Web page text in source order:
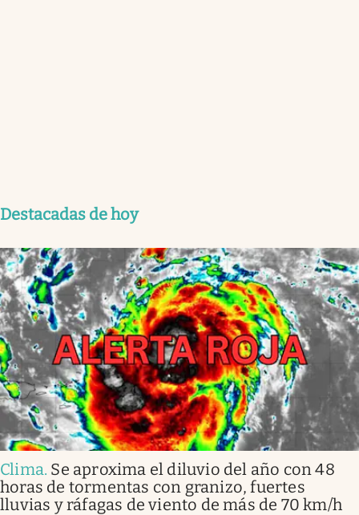
Destacadas de hoy
Clima. Se aproxima el diluvio del año con 48
horas de tormentas con granizo, fuertes
lluvias y ráfagas de viento de más de 70 km/h